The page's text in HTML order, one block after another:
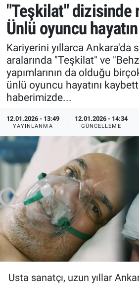
"Teşkilat" dizisinde
Ünlü oyuncu
Kariyerini yıllarca Ankara'da
aralarında "Teşkilat" ve
yapımlarının da olduğu
ünlü oyuncu hayatını
haberimizde...
12.01.2026 - 13:49
YAYINLANMA
12.01.2026 - 14:34
GÜNCELLEME
Usta sanatçı, uzun yıllar
Erişim Bilgileri
Ekonomi
Trend
Özel Haberler
Erişim Bilgileri
Spor
Ekonomi
Dünya
Özel Haberler
Kadın
Erişim Bilgileri
Sağlık
Teknoloji
Ramazan
Erişim Bilgileri
Tüm Manşetler
Son Dakika Haberleri
Haber Arşivi